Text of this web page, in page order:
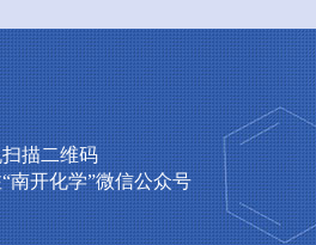
描二维码
南开化学”微信公众号